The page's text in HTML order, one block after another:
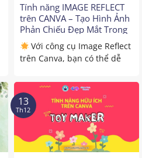
Tính năng IMAGE REFLECT
trên CANVA – Tạo Hình Ảnh
Phản Chiếu Đẹp Mắt Trong
Vài Giây
Với công cụ Image Reflect
trên Canva, bạn có thể dễ
13
Th12